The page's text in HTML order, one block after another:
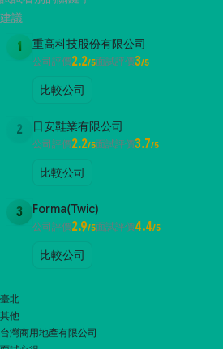
建議
1 重高科技股份有限公司
公司評價2.2/5面試評價3/5
比較公司
2 日安鞋業有限公司
公司評價2.2/5面試評價3.7/5
比較公司
3 Forma(Twic)
公司評價2.9/5面試評價4.4/5
比較公司
臺北
其他
台灣商用地產有限公司